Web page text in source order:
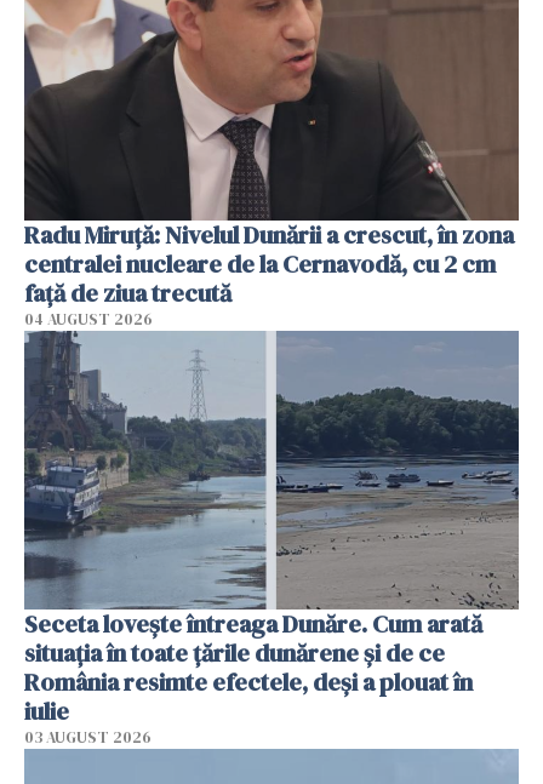
Radu Miruţă: Nivelul Dunării a crescut, în zona
centralei nucleare de la Cernavodă, cu 2 cm
faţă de ziua trecută
04 AUGUST 2026
Seceta lovește întreaga Dunăre. Cum arată
situația în toate țările dunărene și de ce
România resimte efectele, deși a plouat în
iulie
03 AUGUST 2026